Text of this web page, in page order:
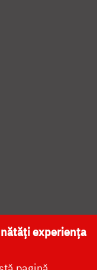
NAȚIONALĂ
experiența